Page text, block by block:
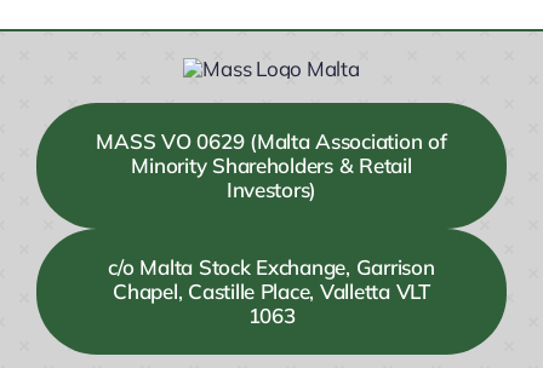
MASS VO 0629 (Malta Association of
Minority Shareholders & Retail
Investors)
c/o Malta Stock Exchange, Garrison
Chapel, Castille Place, Valletta VLT
1063